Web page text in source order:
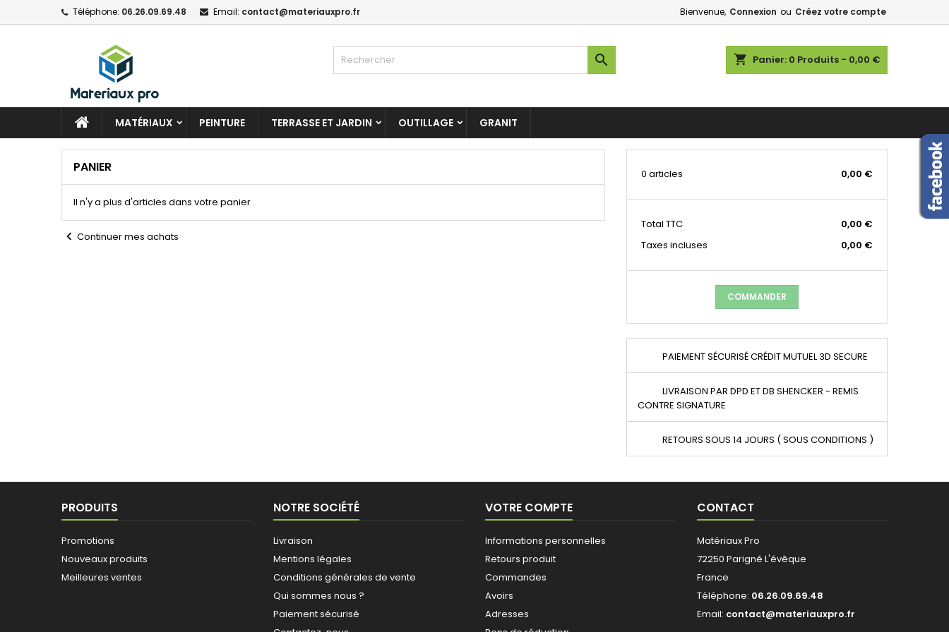
Téléphone: 06.26.09.69.48 Email: contact@materiauxpro.fr Bienvenue, Connexion ou Créez votre compte
shopping_cart Panier: 0 Produits - 0,00 €

MATÉRIAUX PEINTURE TERRASSE ET JARDIN OUTILLAGE GRANIT
PANIER
Il n'y a plus d'articles dans votre panier
chevron_left Continuer mes achats
0 articles 0,00 €
Total TTC
0,00 €
Taxes incluses
0,00 €
COMMANDER
PAIEMENT SÉCURISÉ CRÉDIT MUTUEL 3D SECURE
LIVRAISON PAR DPD ET DB SHENCKER - REMIS
CONTRE SIGNATURE
RETOURS SOUS 14 JOURS ( SOUS CONDITIONS )
PRODUITS
Promotions
Nouveaux produits
Meilleures ventes
NOTRE SOCIÉTÉ
Livraison
Mentions légales
Conditions générales de vente
Qui sommes nous ?
Paiement sécurisé
VOTRE COMPTE
Informations personnelles
Retours produit
Commandes
Avoirs
Adresses
CONTACT
Matériaux Pro
72250 Parigné L'évêque
France
Téléphone: 06.26.09.69.48
Email: contact@materiauxpro.fr